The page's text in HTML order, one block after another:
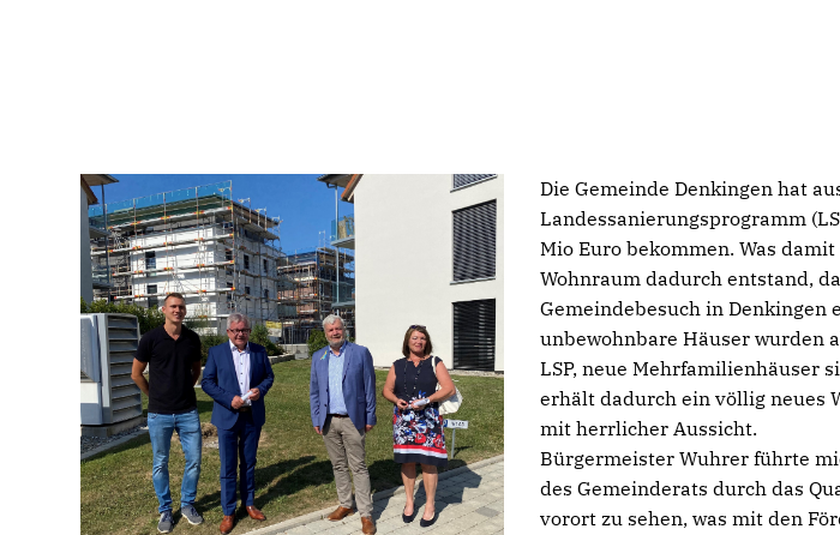
Die Gemeinde Denkingen hat
Landessanierungsprogramm
Mio Euro bekommen. Was
Wohnraum dadurch entstand,
Gemeindebesuch in Denkingen
unbewohnbare Häuser wurden
LSP, neue Mehrfamilienhäuser
erhält dadurch ein völlig neues
mit herrlicher Aussicht.
Bürgermeister Wuhrer führte
des Gemeinderats durch das
vorort zu sehen, was mit den